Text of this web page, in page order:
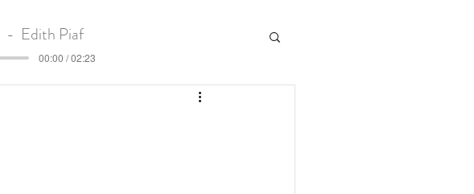
Edith Piaf
00:00 / 02:23